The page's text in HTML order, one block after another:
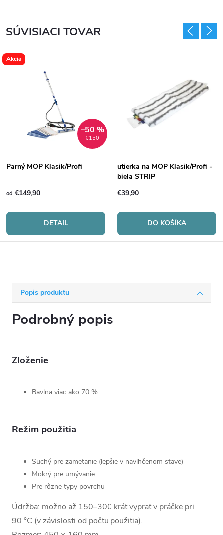
Popis produktu
Podrobný popis
Zloženie
Bavlna viac ako 70 %
Režim použitia
Suchý pre zametanie (lepšie v navlhčenom stave)
Mokrý pre umývanie
Pre rôzne typy povrchu
Údržba: možno až 150–300 krát vyprať v práčke pri
90 °C (v závislosti od počtu použitia).
SÚVISIACI TOVAR
Akcia
€150
–50 %
Parný MOP Klasik/Profi
od €149,90
DETAIL
utierka na MOP Klasik/Profi -
biela STRIP
€39,90
DO KOŠÍKA